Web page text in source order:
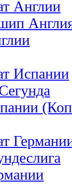
Англии
Испании